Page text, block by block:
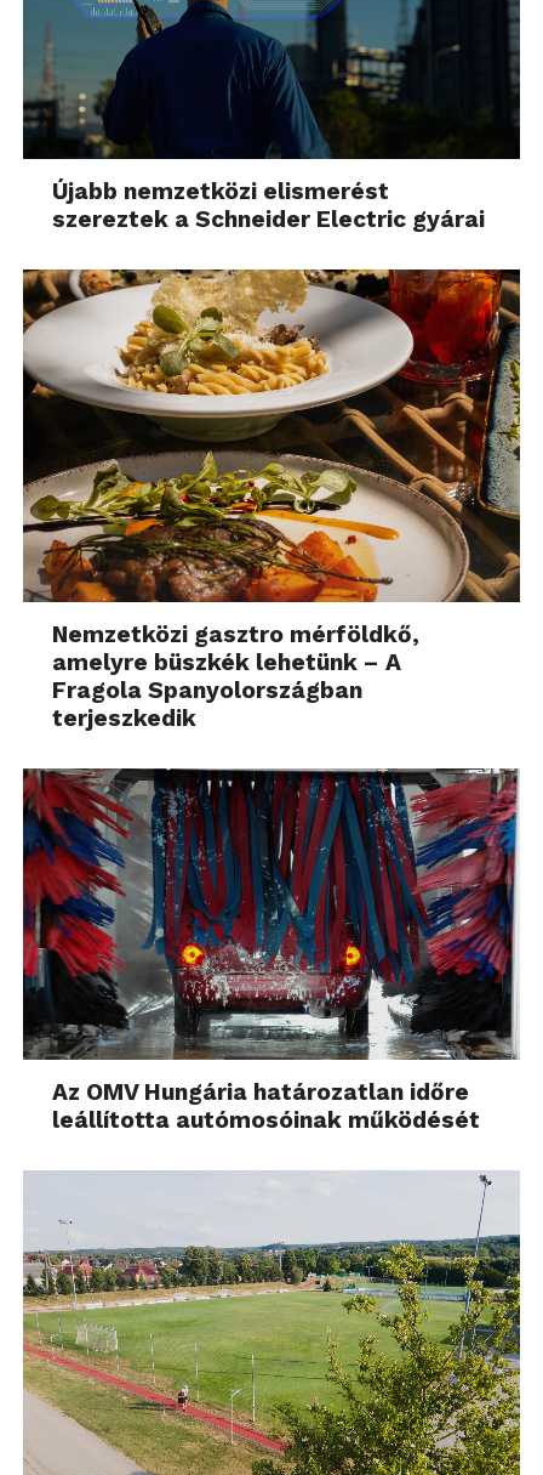
Újabb nemzetközi elismerést
szereztek a Schneider Electric gyárai
Nemzetközi gasztro mérföldkő,
amelyre büszkék lehetünk – A
Fragola Spanyolországban
terjeszkedik
Az OMV Hungária határozatlan időre
leállította autómosóinak működését